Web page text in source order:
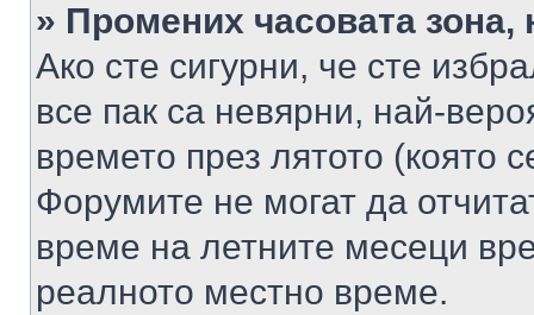
» Промених часовата
Ако сте сигурни, че сте
все пак са невярни, най-
времето през лятото (която
Форумите не могат да
време на летните месеци
реалното местно време.